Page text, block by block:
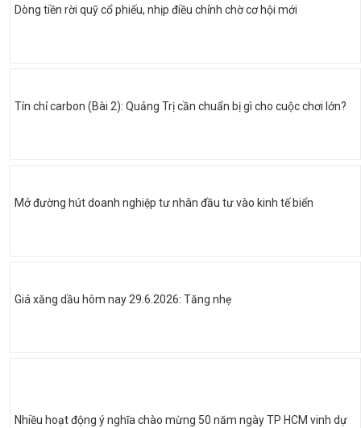
Dòng tiền rời quỹ cổ phiếu, nhịp điều chỉnh chờ cơ hội mới
Tín chỉ carbon (Bài 2): Quảng Trị cần chuẩn bị gì cho cuộc chơi lớn?
Mở đường hút doanh nghiệp tư nhân đầu tư vào kinh tế biển
Giá xăng dầu hôm nay 29.6.2026: Tăng nhẹ
Nhiều hoạt động ý nghĩa chào mừng 50 năm ngày TP HCM vinh dự